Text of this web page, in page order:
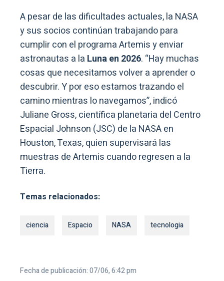
A pesar de las dificultades actuales, la NASA
y sus socios continúan trabajando para
cumplir con el programa Artemis y enviar
astronautas a la Luna en 2026. “Hay muchas
cosas que necesitamos volver a aprender o
descubrir. Y por eso estamos trazando el
camino mientras lo navegamos”, indicó
Juliane Gross, científica planetaria del Centro
Espacial Johnson (JSC) de la NASA en
Houston, Texas, quien supervisará las
muestras de Artemis cuando regresen a la
Tierra.
Temas relacionados:
ciencia Espacio NASA tecnologia
Fecha de publicación: 07/06, 6:42 pm